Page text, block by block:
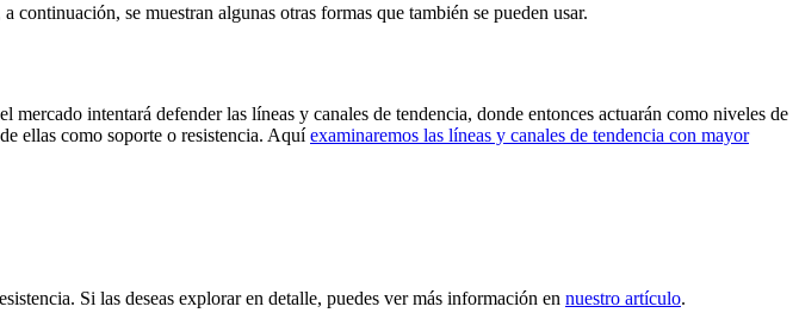
se muestran algunas otras formas que también se pueden usar.
intentará defender las líneas y canales de tendencia, donde entonces actuarán como niveles de
ellas como soporte o resistencia. Aquíexaminaremos las líneas y canales de tendencia con mayor
Si las deseas explorar en detalle, puedes ver más información en nuestro artículo.